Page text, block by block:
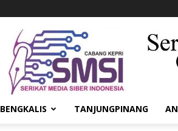
BENGKALIS TANJUNGPINANG